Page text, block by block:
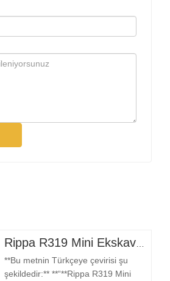
**Bu metnin Türkçeye çevirisi şu
şekildedir:** **“**Rippa R319 Mini